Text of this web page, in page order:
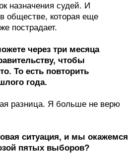
назначения судей. И
обществе, которая еще
пострадает.
через три месяца
чтобы
То есть повторить
года.
разница. Я больше не верю
ситуация, и мы окажемся
пятых выборов?